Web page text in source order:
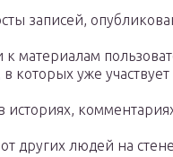
записей,
материалам
которых уже участвует
историях,
других людей на